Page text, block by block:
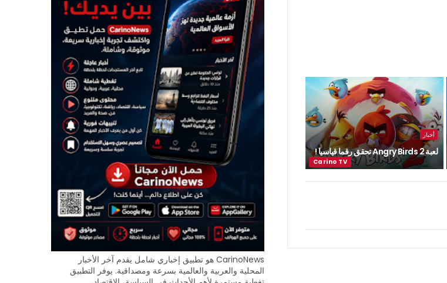
أخبار
لعبة Angry Birds 2 تحقق رقما قياسيا !
CarinoNews هو تطبيق إخباري شامل يقدم آخر الأخبار
المحلية والعربية والعالمية بسرعة ومصداقية. يوفر التطبيق